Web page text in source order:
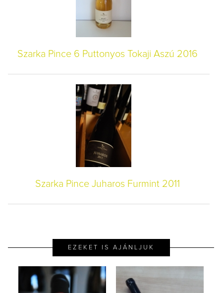
Szarka Pince 6 Puttonyos Tokaji Aszú 2016
Szarka Pince Juharos Furmint 2011
EZEKET IS AJÁNLJUK